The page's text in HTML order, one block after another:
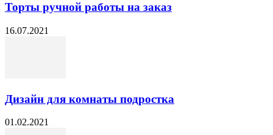
Торты ручной работы на заказ
16.07.2021
Дизайн для комнаты подростка
01.02.2021